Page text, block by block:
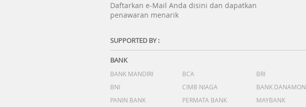
Daftarkan e-Mail Anda disini dan dapatkan
penawaran menarik
SUPPORTED BY :
BANK
BANK MANDIRI BCA
BRI
BNI
CIMB NIAGA
BANK DANAMON
PANIN BANK
PERMATA BANK MAYBANK